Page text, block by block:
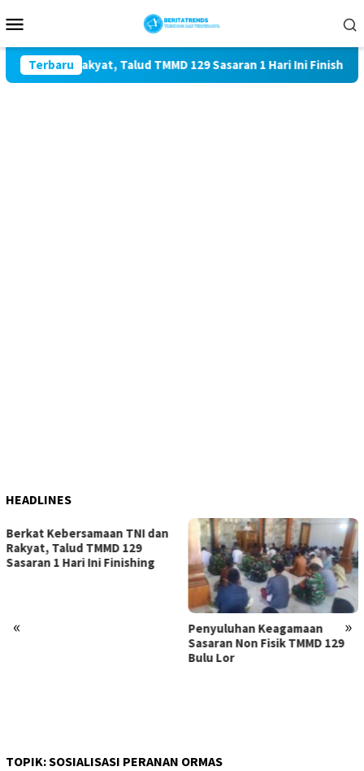
ke
Mobile
Terbaru
TNI dan Rakyat, Talud TMMD 129 Sasaran 1 Hari Ini Finishing
HEADLINES
« »
Berkat Kebersamaan TNI dan
Rakyat, Talud TMMD 129
Sasaran 1 Hari Ini Finishing
Penyuluhan Keagamaan
Sasaran Non Fisik TMMD 129
Bulu Lor
TOPIK:SOSIALISASI PERANAN ORMAS